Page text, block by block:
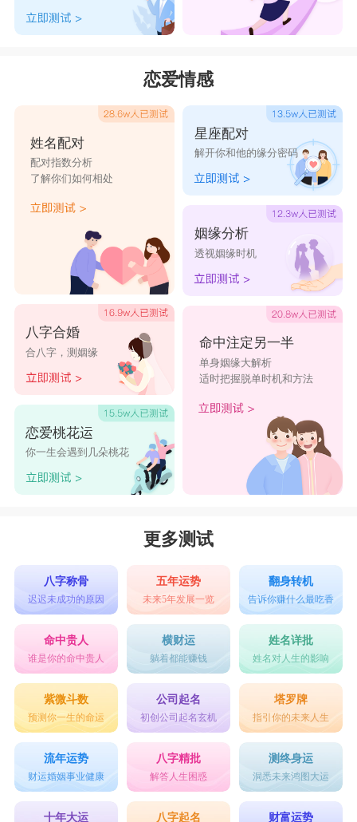
恋爱情感
姓名配对
配对指数分析
了解你们如何相处
八字合婚
合八字，测姻缘
恋爱桃花运
你一生会遇到几朵桃花
星座配对
解开你和他的缘分密码
姻缘分析
透视姻缘时机
命中注定另一半
单身姻缘大解析
适时把握脱单时机和方法
更多测试
八字称骨
迟迟未成功的原因
五年运势
未来5年发展一览
翻身转机
告诉你赚什么最吃香
命中贵人
谁是你的命中贵人
横财运
躺着都能赚钱
姓名详批
姓名对人生的影响
紫微斗数
预测你一生的命运
公司起名
初创公司起名玄机
塔罗牌
指引你的未来人生
流年运势
财运婚姻事业健康
八字精批
解答人生困惑
测终身运
洞悉未来鸿图大运
十年大运 八字起名 财富运势